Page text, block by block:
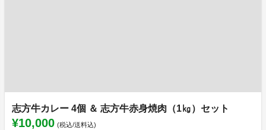
志方牛カレー 4個 ＆ 志方牛赤身焼肉（1㎏）セット
¥10,000 (税込/送料込)